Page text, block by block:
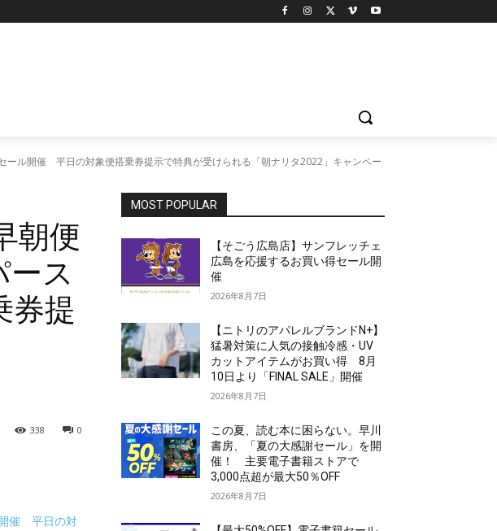
ル開催 平日の対象便搭乗券提示で特典が受けられる「朝ナリタ2022」キャンペー
朝便
ス
券提
0
338
MOST POPULAR
【そごう広島店】サンフレッチェ
広島を応援するお買い得セール開
催
2026年8月7日
【ニトリのアパレルブランドN+】
猛暑対策に人気の接触冷感・UV
カットアイテムがお買い得 8月
10日より「FINAL SALE」開催
2026年8月7日
この夏、読む本に困らない。早川
書房、「夏の大感謝セール」を開
催！ 主要電子書籍ストアで
3,000点超が最大50％OFF
2026年8月7日